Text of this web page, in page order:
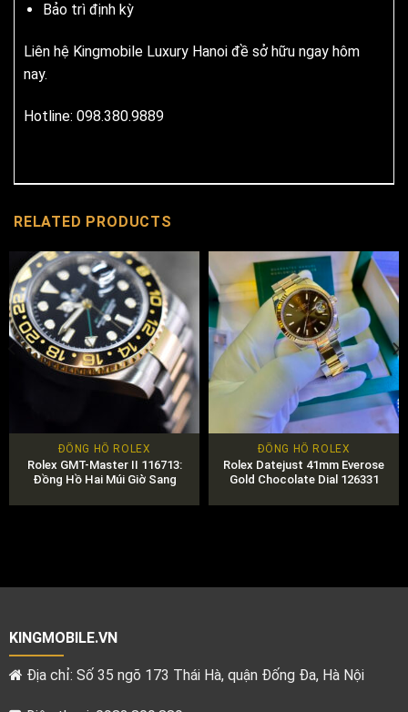
Bảo trì định kỳ
Liên hệ Kingmobile Luxury Hanoi đề sở hữu ngay hôm
nay.
Hotline: 098.380.9889
RELATED PRODUCTS
ĐỒNG HỒ ROLEX
Rolex GMT-Master II 116713:
Đồng Hồ Hai Múi Giờ Sang
Lịch
ĐỒNG HỒ ROLEX
Rolex Datejust 41mm Everose
Gold Chocolate Dial 126331
KINGMOBILE.VN
Địa chỉ: Số 35 ngõ 173 Thái Hà, quận Đống Đa, Hà Nội